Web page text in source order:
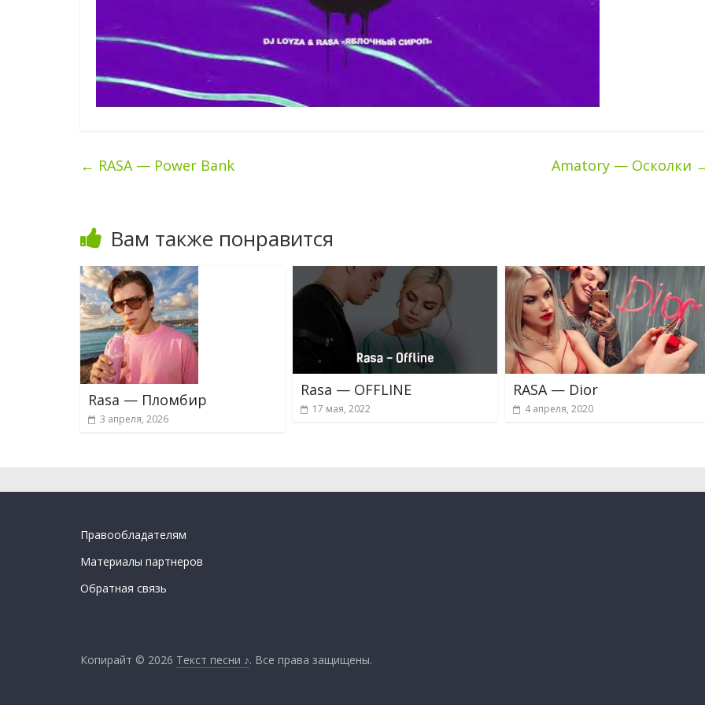
← RASA — Power Bank Amatory — Осколки
Вам также понравится
Rasa — Пломбир
3 апреля, 2026
Rasa — OFFLINE
17 мая, 2022
RASA — Dior
4 апреля, 2020
Правообладателям
Материалы партнеров
Обратная связь
Копирайт © 2026 Текст песни ♪. Все права защищены.